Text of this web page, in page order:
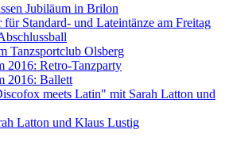
Jubiläum in Brilon
für Standard- und Lateintänze am Freitag
Tanzsportclub Olsberg
2016: Retro-Tanzparty
2016: Ballett
meets Latin" mit Sarah Latton und
Latton und Klaus Lustig